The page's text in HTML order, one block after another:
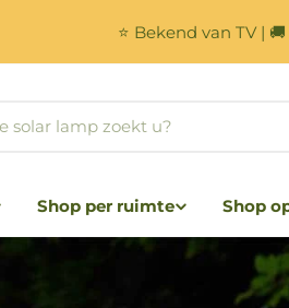
⭐ Bekend van TV |
Shop per ruimte Shop